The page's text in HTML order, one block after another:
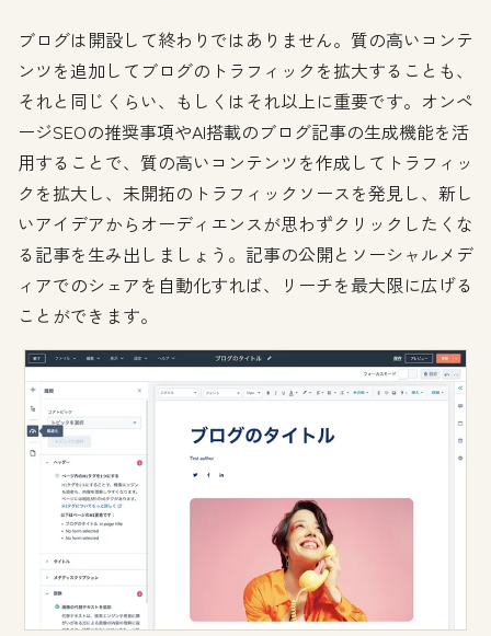
ブログは開設して終わりではありません。質の高いコンテ
ンツを追加してブログのトラフィックを拡大することも、
それと同じくらい、もしくはそれ以上に重要です。オンペ
ージSEOの推奨事項やAI搭載のブログ記事の生成機能を活
用することで、質の高いコンテンツを作成してトラフィッ
クを拡大し、未開拓のトラフィックソースを発見し、新し
いアイデアからオーディエンスが思わずクリックしたくな
る記事を生み出しましょう。記事の公開とソーシャルメデ
ィアでのシェアを自動化すれば、リーチを最大限に広げる
ことができます。